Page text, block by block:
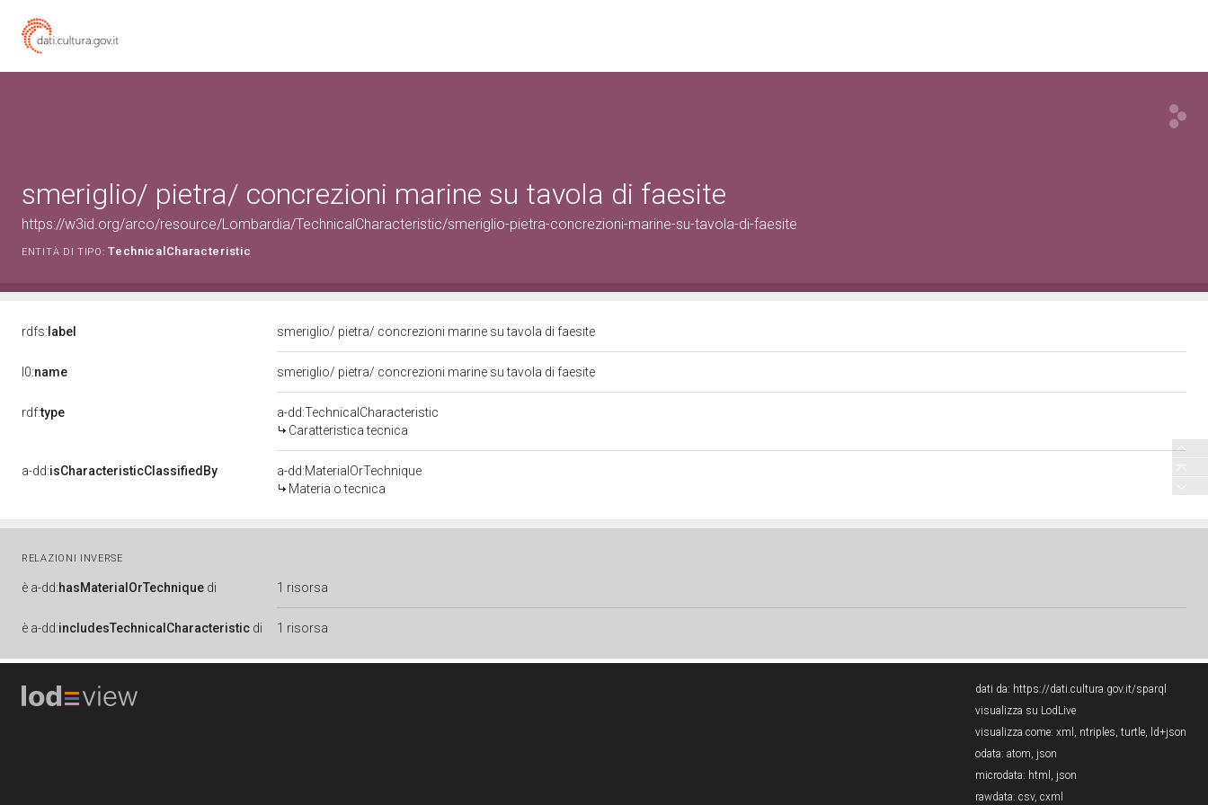
smeriglio/ pietra/ concrezioni marine su tavola di faesite
https://w3id.org/arco/resource/Lombardia/TechnicalCharacteristic/smeriglio-pietra-concrezioni-marine-su-tavola-di-faesite
ENTITÀ DI TIPO: TechnicalCharacteristic
rdfs: label smeriglio/ pietra/ concrezioni marine su tavola di faesite
l0:name smeriglio/ pietra/ concrezioni marine su tavola di faesite
rdf:type
a-dd:TechnicalCharacteristic
Caratteristica tecnica
a-dd:isCharacteristicClassifiedBy
a-dd:MaterialOrTechnique
Materia o tecnica
RELAZIONI INVERSE
è a-dd:hasMaterialOrTechnique di 1 risorsa
è a-dd:includesTechnicalCharacteristic di 1 risorsa
dati da: https://dati.cultura.gov.it/sparql
visualizza su LodLive
visualizza come: xml , ntriples, turtle, ld+json
odata: atom, json
microdata: html , json
rawdata: csv, cxml